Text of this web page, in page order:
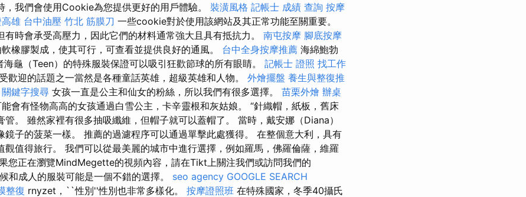
，我們會使用Cookie為您提供更好的用戶體驗。 裝潢風格 記帳士 成績 查詢 按摩
雄 台中油壓 竹北 筋膜刀 一些cookie對於使用該網站及其正常功能至關重要。
有時會承受高壓力，因此它們的材料通常強大且具有抵抗力。 南屯按摩 腳底按摩
橡膠製成，使其可行，可查看並提供良好的通風。 台中全身按摩推薦 海綿鮑勃
海龜（Teen）的特殊服裝保證可以吸引狂歡節球的所有眼睛。 記帳士 證照 找工作
歡迎的話題之一當然是各種童話英雄，超級英雄和人物。 外燴擺盤 養生與整復推
關鍵字搜尋 女孩一直是公主和仙女的粉絲，所以我們有很多選擇。 苗栗外燴 辦桌
會有怪物高高的女孩通過白雪公主，卡辛靈根和灰姑娘。 “針織帽，紙板，舊床
管。 雖然家裡有很多抽吸纖維，但帽子就可以蓋帽了。 當時，戴安娜（Diana）
鏡子的菠菜一樣。 推薦的過濾程序可以通過單擊此處獲得。 在整個意大利，具有
觀值得旅行。 我們可以從最美麗的城市中進行選擇，例如羅馬，佛羅倫薩，維羅
您正在瀏覽MindMegette的視頻內容，請在Tikt上關注我們或訪問我們的
和成人的服裝可能是一個不錯的選擇。 seo agency GOOGLE SEARCH
整復 rnyzet，``性別''性別也非常多樣化。 按摩證照班 在特殊國家，冬季40攝氏